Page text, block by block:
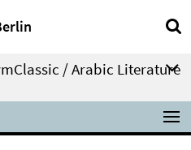
/ Arabic Literature